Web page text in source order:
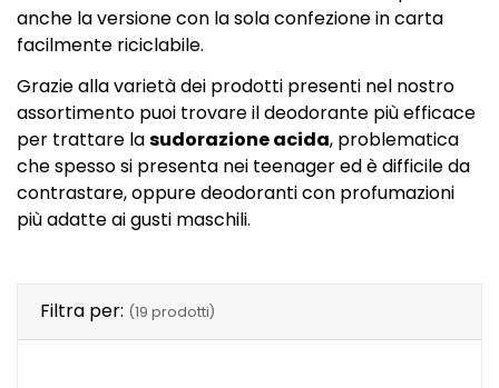
anche la versione con la sola confezione in carta
facilmente riciclabile.
Grazie alla varietà dei prodotti presenti nel nostro
assortimento puoi trovare il deodorante più efficace
per trattare lasudorazione acida, problematica
che spesso si presenta nei teenager ed è difficile da
contrastare, oppure deodoranti con profumazioni
più adatte ai gusti maschili.
Filtra per: (19 prodotti)